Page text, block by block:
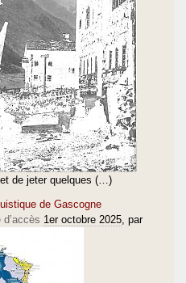
de jeter quelques (…)
de Gascogne
1er octobre 2025 , par